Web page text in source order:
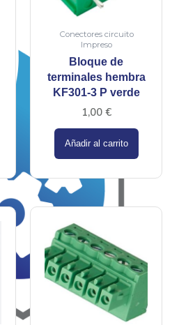
Conectores circuito
Impreso
Bloque de
terminales hembra
KF301-3 P verde
1,00 €
Añadir al carrito